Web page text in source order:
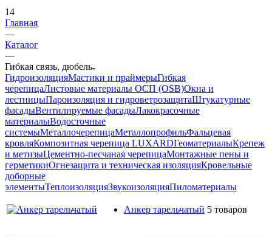
14
Главная
—
Каталог
—
Гибкая связь, дюбель
ГидроизоляцияМастики и праймерыГибкая
черепицаЛистовые материалы ОСП (OSB)Окна и
лестницыПароизоляция и гидроветрозащитаШтукатурные
фасадыВентилируемые фасадыЛакокрасочные
материалыВодосточные
системыМеталлочерепицаМеталлопрофильФальцевая
кровляКомпозитная черепица LUXARDГеоматериалыКрепеж
и метизыЦементно-песчаная черепицаМонтажные пены и
герметикиОгнезащита и техническая изоляцияКровельные
доборные
элементыТеплоизоляцияЗвукоизоляцияПиломатериалы
Анкер тарельчатый 5 товаров